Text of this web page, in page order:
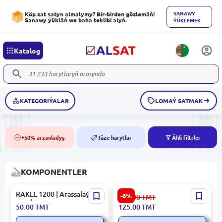
Köp zat satyn almalymy? Bir-birden gözlemäň!
Sanawy ýükläň we baha teklibi alyň.
SANAWY
ÝÜKLEMEK
Katalog
KATEGORIÝALAR LOMAÝ SATMAK
50% +50% arzanladyş NEW Täze harytlar Ähli filtrler
KOMPONENTLER
RAKEL 1200 | Arassalaýjy
pyçak
50.00TMT
-6%
Prinshl3110 PRINSHL3110 |
Epson L3110 üçin baş şleifi
133.00TMT
125.00TMT